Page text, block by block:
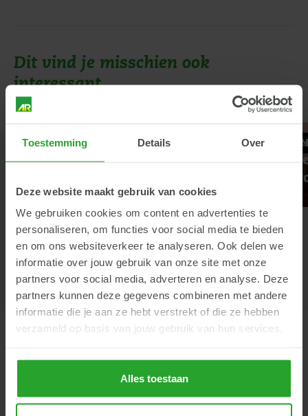
Toestemming Details Over
Deze website maakt gebruik van cookies
We gebruiken cookies om content en advertenties te
personaliseren, om functies voor social media te bieden
en om ons websiteverkeer te analyseren. Ook delen we
informatie over jouw gebruik van onze site met onze
partners voor social media, adverteren en analyse. Deze
partners kunnen deze gegevens combineren met andere
informatie die je aan ze hebt verstrekt of die ze hebben
verzameld op basis van jouw gebruik van hun services.
Alles toestaan
Dit vind je misschien ook
interessant
Varkens Stal
500 gram zwaardere
biggen dankzij meer
Varkens
versterkt
AR Flora
Onze specialisten komen graag een kijkje bij je nemen.
Tijdens bedrijfsbegeleiding en stalbezoek nemen onze